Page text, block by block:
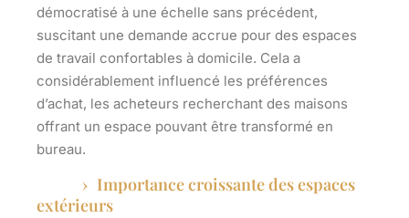
démocratisé à une échelle sans précédent,
suscitant une demande accrue pour des espaces
de travail confortables à domicile. Cela a
considérablement influencé les préférences
d’achat, les acheteurs recherchant des maisons
offrant un espace pouvant être transformé en
bureau.
Importance croissante des espaces
extérieurs